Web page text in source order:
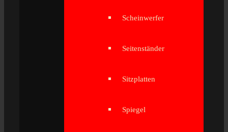
Scheinwerfer
Seitenständer
Sitzplatten
Spiegel